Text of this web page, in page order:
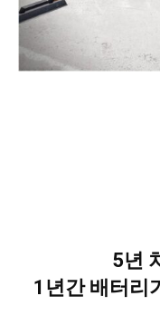
5년
1년간 배터리